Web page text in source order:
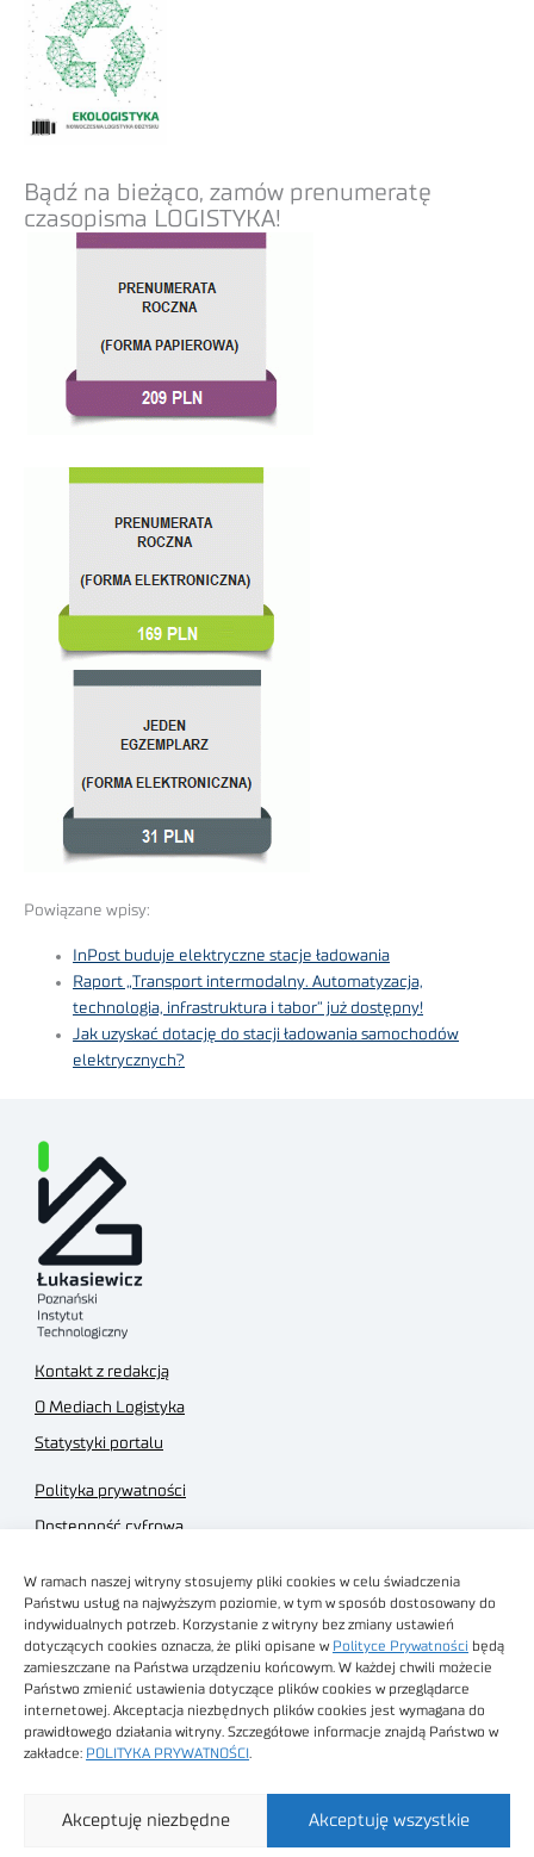
W ramach naszej witryny stosujemy pliki cookies w celu świadczenia
Państwu usług na najwyższym poziomie, w tym w sposób dostosowany do
indywidualnych potrzeb. Korzystanie z witryny bez zmiany ustawień
dotyczących cookies oznacza, że pliki opisane w Polityce Prywatności będą
zamieszczane na Państwa urządzeniu końcowym. W każdej chwili możecie
Państwo zmienić ustawienia dotyczące plików cookies w przeglądarce
internetowej. Akceptacja niezbędnych plików cookies jest wymagana do
prawidłowego działania witryny. Szczegółowe informacje znajdą Państwo w
zakładce: POLITYKA PRYWATNOŚCI
Akceptuję wszystkie
Akceptuję niezbędne
Bądź na bieżąco, zamów prenumeratę
czasopisma LOGISTYKA!
Powiązane wpisy:
InPost buduje elektryczne stacje ładowania
Raport „Transport intermodalny. Automatyzacja,
technologia, infrastruktura i tabor” już dostępny!
Jak uzyskać dotację do stacji ładowania samochodów
elektrycznych?
Kontakt z redakcją
O Mediach Logistyka
Statystyki portalu
Polityka prywatności
Dostępność cyfrowa
Regulamin sklepu
Obrazy stockowe
autorstwa
Technologiczny